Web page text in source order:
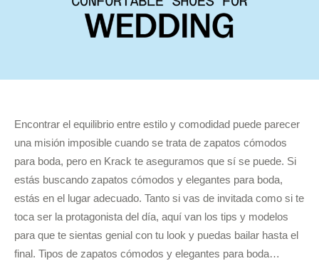
Encontrar el equilibrio entre estilo y comodidad puede parecer
una misión imposible cuando se trata de zapatos cómodos
para boda, pero en Krack te aseguramos que sí se puede. Si
estás buscando zapatos cómodos y elegantes para boda,
estás en el lugar adecuado. Tanto si vas de invitada como si te
toca ser la protagonista del día, aquí van los tips y modelos
para que te sientas genial con tu look y puedas bailar hasta el
final. Tipos de zapatos cómodos y elegantes para boda…